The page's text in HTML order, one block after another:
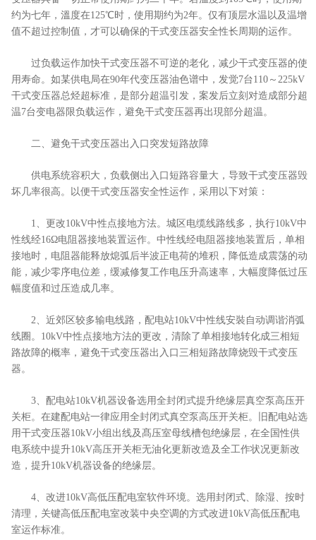
约为七年，溫度在125℃时，使用期约为2年。仅有顶层水温以及温增
值不超过控制值，才可以确保的干式变压器安全性长周期的运作。
过负载运作加快干式变压器不可逆的老化，减少干式变压器的使
用寿命。如某供电局在90年代变压器油色谱中，发觉7台110～225kV
干式变压器总烃超标准，是部分超温引发，案发后立刻对造成部分超
温7台变电器限负载运作，避免干式变压器再出現部分超温。
二、避免干式变压器出入口突发短路故障
供电系统容积大，负载侧出入口短路容量大，导致干式变压器毁
坏几率很高。以便干式变压器安全性运作，采用以下对策：
1、更改10kV中性点接地方法。城区电缆线路线多，执行10kV中
性线经16Ω电阻器接地装置运作。中性线经电阻器接地装置后，单相
接地时，电阻器能释放熄弧后半波正电荷的堆积，降低造成震荡的动
能，减少零序电位差，缓减修复工作电压升高速率，大幅度降低过压
幅度值和过压造成几率。
2、近郊区较多输电线路，配电站10kV中性线安裝自动调谐消弧
线圈。10kV中性点接地方法的更改，清除了单相接地转化成三相短
路故障的概率，避免干式变压器出入口三相短路故障烧毁干式变压
器。
3、配电站10kV机器设备选用全封闭式提升绝缘层真空泵高压开
关柜。在建配电站一律应用全封闭式真空泵高压开关柜。旧配电站选
用干式变压器10kV小组出线及髙压室母线槽包绝缘层，在全国性供
电系统中提升10kV高压开关柜无油化更新改造及全工作状况更新改
造，提升10kV机器设备的绝缘层。
4、改进10kV高低压配电室软件环境。选用封闭式、除湿、按时
清理，关键高低压配电室改装中央空调的方式改进10kV高低压配电
室运作标准。